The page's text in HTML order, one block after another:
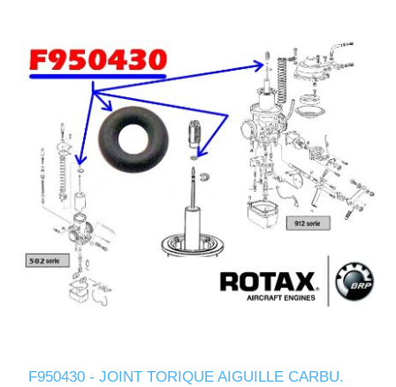
F950430 - JOINT TORIQUE AIGUILLE CARBU.